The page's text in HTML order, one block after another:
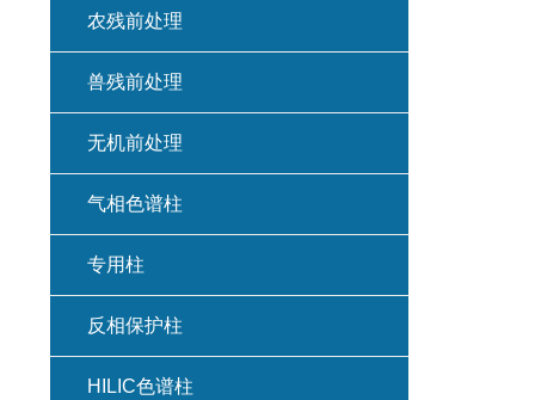
农残前处理
兽残前处理
无机前处理
气相色谱柱
专用柱
反相保护柱
HILIC色谱柱